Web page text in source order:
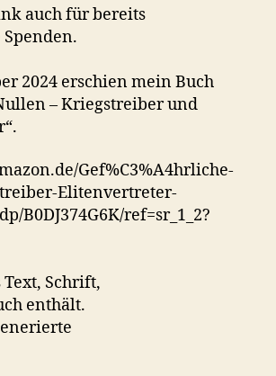
auch für bereits
2024 erschien mein Buch
– Kriegstreiber und
Gef%C3%A4hrliche-
Elitenvertreter-
B0DJ374G6K/ref=sr_1_2?